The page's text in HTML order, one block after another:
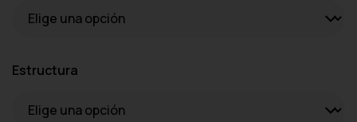
Estructura